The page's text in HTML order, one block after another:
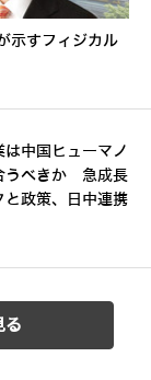
示すフィジカル
は中国ヒューマノ
うべきか 急成長
と政策、日中連携
る